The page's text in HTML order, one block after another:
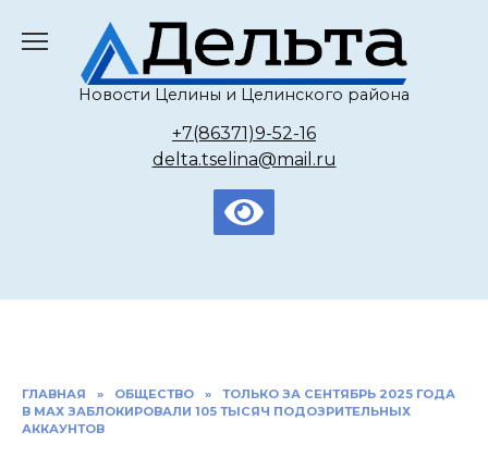
содержанию
Новости Целины и Целинского района
+7(86371)9-52-16
delta.tselina@mail.ru
ГЛАВНАЯ » ОБЩЕСТВО »
ТОЛЬКО ЗА СЕНТЯБРЬ 2025 ГОДА
В МАХ ЗАБЛОКИРОВАЛИ 105 ТЫСЯЧ ПОДОЗРИТЕЛЬНЫХ
АККАУНТОВ